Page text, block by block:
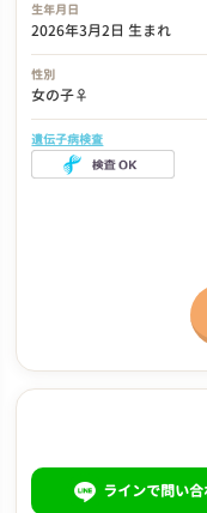
生年月日
2026年3月2日 生まれ
性別
女の子♀
遺伝子病検査
ラインで問い